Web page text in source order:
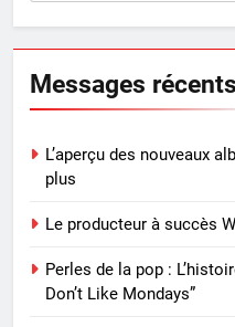
for:
Messages récents
L’aperçu des nouveaux
plus
Le producteur à succès
Perles de la pop :
Don’t Like Mondays”